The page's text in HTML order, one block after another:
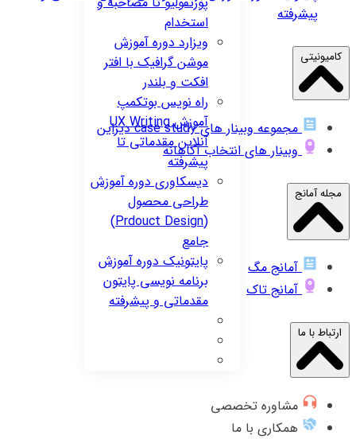
استخدام
ویزارددوره آموزش
موشن گرافیک با افتر
افکت و بلندر
راه نویسبوتکمپ
آموزش UX Writing
آنلاین مقدماتی تا
پیشرفته
دیسکاوریدوره آموزش
طراحی محصول
(Prdouct Design)
جامع
پایتونیکدوره آموزش
برنامه نویسی پایتون
مقدماتی و پیشرفته
پیشرفته
کامیونیتی
مجموعه وبینار های case study دیزاین
وبینار های انتخاب آگاهانه
مجله آمانج
آمانج مگ
آمانج تاک
ارتباط با ما
مشاوره تخصصی
همکاری با ما